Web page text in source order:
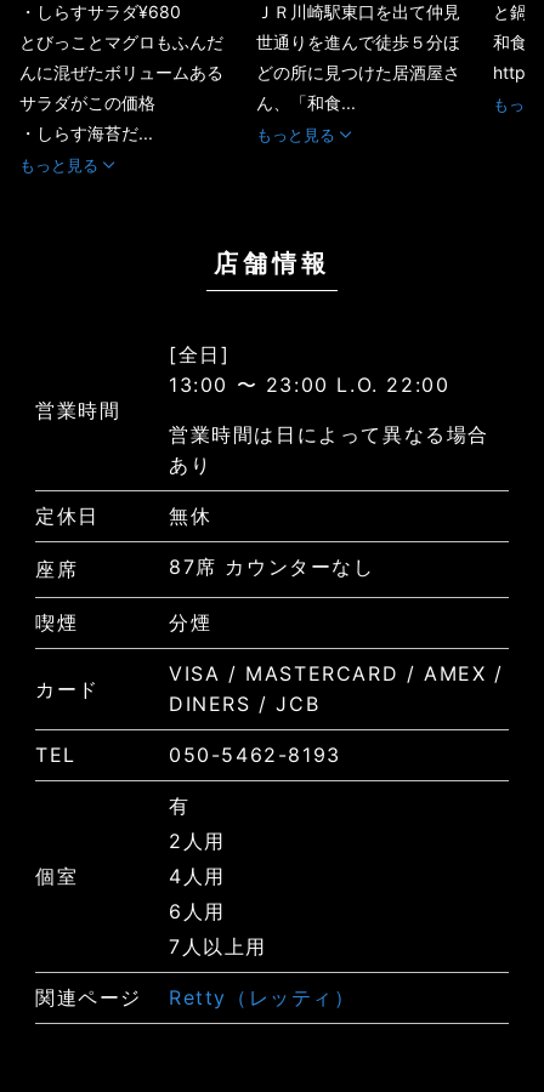
・しらすサラダ¥680
とびっことマグロもふんだ
んに混ぜたボリュームある
サラダがこの価格
・しらす海苔だ...
もっと見る
ＪＲ川崎駅東口を出て仲見
世通りを進んで徒歩５分ほ
どの所に見つけた居酒屋さ
ん、「和食...
もっと見る
と鍋
和食
もっ
店舗情報
営業時間
[全日]
13:00 〜 23:00 L.O. 22:00
営業時間は日によって異なる場合
あり
定休日 無休
座席 87席 カウンターなし
喫煙 分煙
カード
VISA / MASTERCARD / AMEX /
DINERS / JCB
TEL 050-5462-8193
個室
有
2人用
4人用
6人用
7人以上用
関連ページ Retty（レッティ）